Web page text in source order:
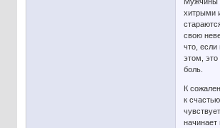
хитрыми
свою
что,
этом, это
боль.
К
к
начинает